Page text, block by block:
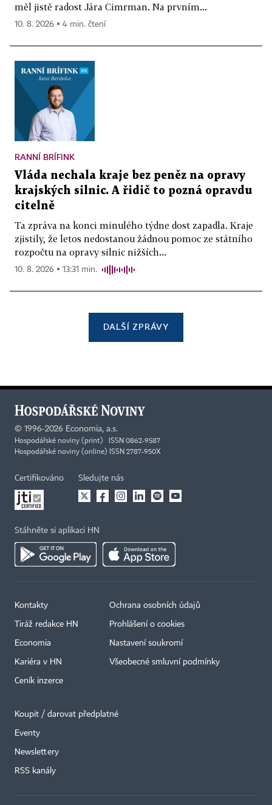
měl jistě radost Jára Cimrman. Na prvním...
10. 8. 2026 ▪ 4 min. čtení
RANNÍ BRÍFINK
Vláda nechala kraje bez peněz na opravy
krajských silnic. A řidič to pozná opravdu
citelně
Ta zpráva na konci minulého týdne dost zapadla. Kraje
zjistily, že letos nedostanou žádnou pomoc ze státního
rozpočtu na opravy silnic nižších...
10. 8. 2026 ▪ 13:31 min.
DALŠÍ ZPRÁVY
© 1996-2026 Economia, a.s.
Hospodářské noviny (print) ISSN 0862-9587
Hospodářské noviny (online) ISSN 2787-950X
Certifikováno Sledujte nás
Stáhněte si aplikaci HN
Kontakty
Tiráž redakce HN
Economia
Kariéra v HN
Ceník inzerce
Ochrana osobních údajů
Prohlášení o cookies
Nastavení soukromí
Všeobecné smluvní podmínky
Koupit / darovat předplatné
Eventy
Newslettery
RSS kanály